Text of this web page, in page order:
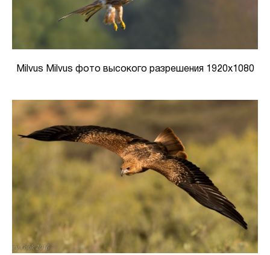
Milvus Milvus фото высокого разрешения 1920х1080